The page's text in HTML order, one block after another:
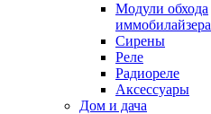
Модули обхода
иммобилайзера
Сирены
Реле
Радиореле
Аксессуары
Дом и дача